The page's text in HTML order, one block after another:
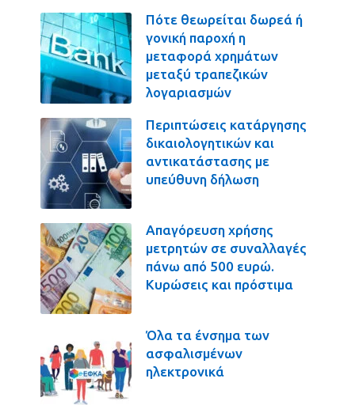
Πότε θεωρείται δωρεά ή
γονική παροχή η
μεταφορά χρημάτων
μεταξύ τραπεζικών
λογαριασμών
Περιπτώσεις κατάργησης
δικαιολογητικών και
αντικατάστασης με
υπεύθυνη δήλωση
Απαγόρευση χρήσης
μετρητών σε συναλλαγές
πάνω από 500 ευρώ.
Κυρώσεις και πρόστιμα
Όλα τα ένσημα των
ασφαλισμένων
ηλεκτρονικά